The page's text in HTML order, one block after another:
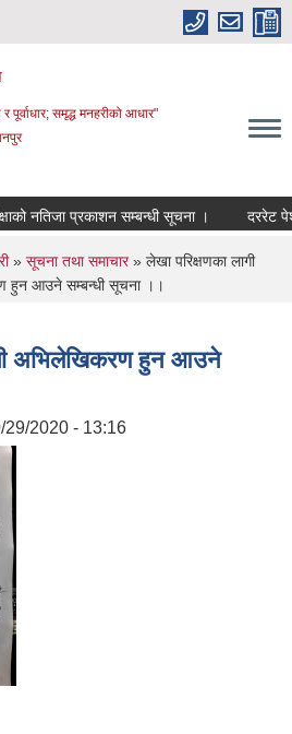
र पूर्वाधार; समृद्ध मनहरीको आधार"
नतिजा प्रकाशन सम्बन्धी सूचना । दररेट पेश गर्ने
» सूचना तथा समाचार» लेखा परिक्षणका लागी
हुन आउने सम्बन्धी सूचना ।।
अभिलेखिकरण हुन आउने
29/2020 - 13:16